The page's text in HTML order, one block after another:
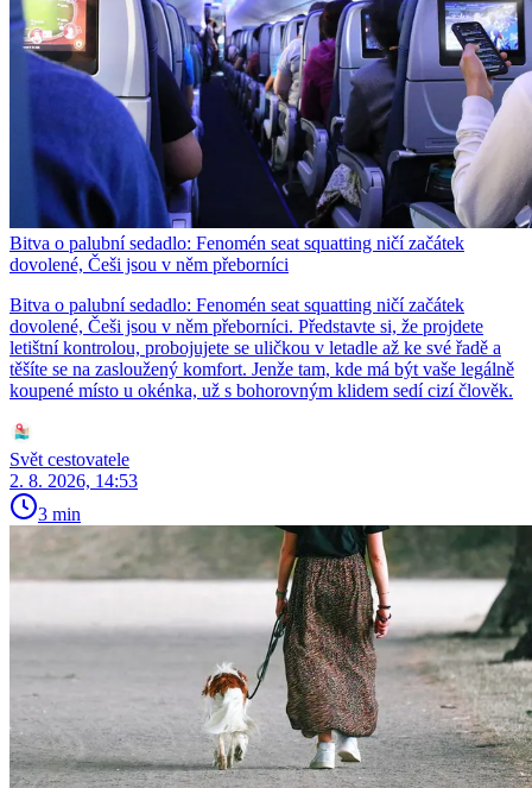
Bitva o palubní sedadlo: Fenomén seat squatting ničí začátek
dovolené, Češi jsou v něm přeborníci
Bitva o palubní sedadlo: Fenomén seat squatting ničí začátek
dovolené, Češi jsou v něm přeborníci. Představte si, že projdete
letištní kontrolou, probojujete se uličkou v letadle až ke své řadě a
těšíte se na zasloužený komfort. Jenže tam, kde má být vaše legálně
koupené místo u okénka, už s bohorovným klidem sedí cizí člověk.
Svět cestovatele
2. 8. 2026, 14:53
3 min